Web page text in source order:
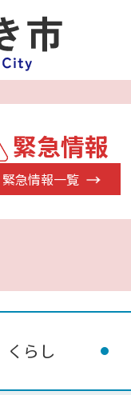
緊急情報
緊急情報一覧
くらし